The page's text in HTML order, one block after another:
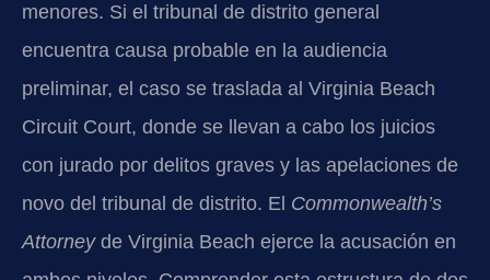
menores. Si el tribunal de distrito general
encuentra causa probable en la audiencia
preliminar, el caso se traslada al Virginia Beach
Circuit Court, donde se llevan a cabo los juicios
con jurado por delitos graves y las apelaciones de
novo del tribunal de distrito. El Commonwealth’s
Attorneyde Virginia Beach ejerce la acusación en